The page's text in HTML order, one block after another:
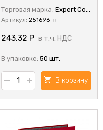
Торговая марка: Expert Complete
Артикул: 251696-н
243,32 Р в т.ч. НДС
В упаковке: 50 шт.
В корзину